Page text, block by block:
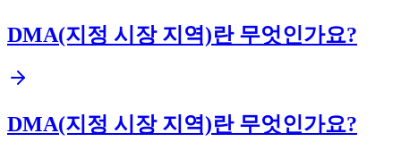
DMA(지정 시장 지역)란 무엇인가요?
DMA(지정 시장 지역)란 무엇인가요?